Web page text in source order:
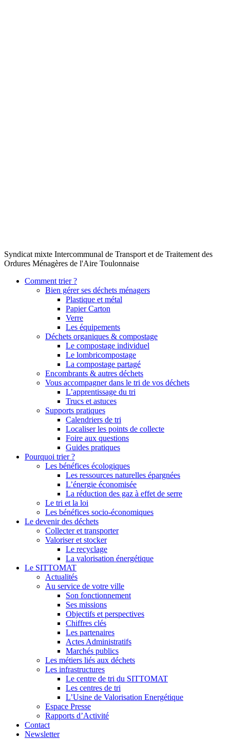
Syndicat mixte Intercommunal de Transport et de Traitement des
Ordures Ménagères de l'Aire Toulonnaise
Comment trier ?
Bien gérer ses déchets ménagers
Plastique et métal
Papier Carton
Verre
Les équipements
Déchets organiques & compostage
Le compostage individuel
Le lombricompostage
La compostage partagé
Encombrants & autres déchets
Vous accompagner dans le tri de vos déchets
L’apprentissage du tri
Trucs et astuces
Supports pratiques
Calendriers de tri
Localiser les points de collecte
Foire aux questions
Guides pratiques
Pourquoi trier ?
Les bénéfices écologiques
Les ressources naturelles épargnées
L’énergie économisée
La réduction des gaz à effet de serre
Le tri et la loi
Les bénéfices socio-économiques
Le devenir des déchets
Collecter et transporter
Valoriser et stocker
Le recyclage
La valorisation énergétique
Le SITTOMAT
Actualités
Au service de votre ville
Son fonctionnement
Ses missions
Objectifs et perspectives
Chiffres clés
Les partenaires
Actes Administratifs
Marchés publics
Les métiers liés aux déchets
Les infrastructures
Le centre de tri du SITTOMAT
Les centres de tri
L’Usine de Valorisation Energétique
Espace Presse
Rapports d’Activité
Contact
Newsletter